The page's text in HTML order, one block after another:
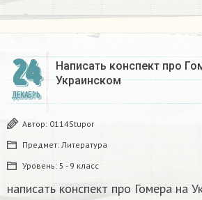
24
ДЕКАБРЬ
Написать конспект про
Украинском​
Автор: 0114Stupor
Предмет: Литература
Уровень: 5 - 9 класс
написать конспект про Гомера на